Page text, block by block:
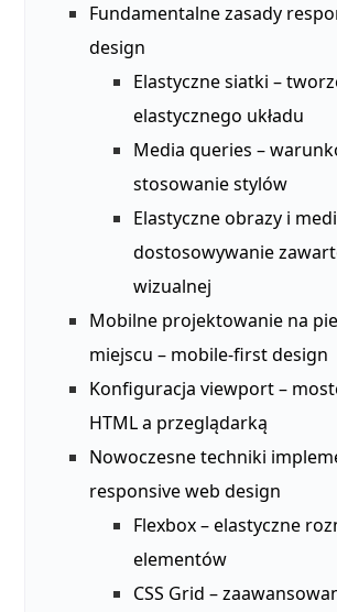
Fundamentalne zasady
design
Elastyczne siatki –
elastycznego układu
Media queries –
stosowanie stylów
Elastyczne obrazy i
dostosowywanie
wizualnej
Mobilne projektowanie na
miejscu – mobile-first design
Konfiguracja viewport –
HTML a przeglądarką
Nowoczesne techniki
responsive web design
Flexbox – elastyczne
elementów
CSS Grid –